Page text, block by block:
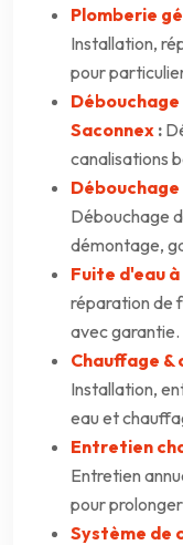
Plomberie
Installation,
pour
Saconnex :
canalisations
Débouchage
démontage,
Fuite d'eau
réparation de
avec garantie.
Chauffage &
Installation,
eau et
Entretien
Entretien
pour
Système de